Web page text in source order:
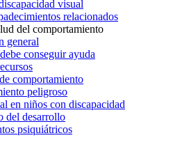
visual
relacionados
del comportamiento
general
conseguir ayuda
comportamiento
peligroso
en niños con discapacidad
del desarrollo
psiquiátricos